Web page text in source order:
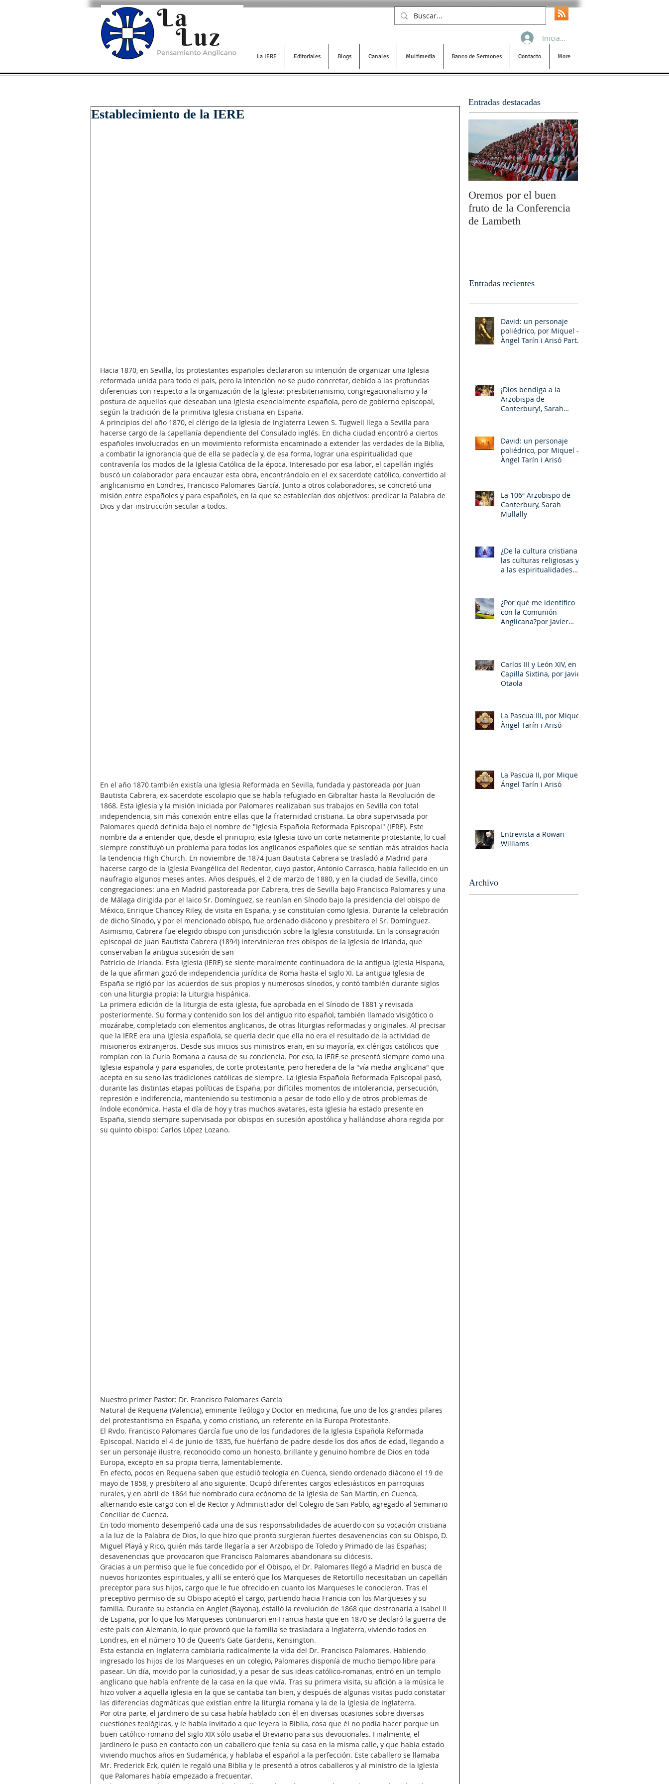
La IERE Editoriales Blogs Canales Multimedia Banco de Sermones Contacto More
Iniciar sesión
Establecimiento de la IERE
Hacia 1870, en Sevilla, los protestantes españoles declararon su intención de organizar una Iglesia
reformada unida para todo el país, pero la intención no se pudo concretar, debido a las profundas
diferencias con respecto a la organización de la Iglesia: presbiterianismo, congregacionalismo y la
postura de aquellos que deseaban una Iglesia esencialmente española, pero de gobierno episcopal,
según la tradición de la primitiva Iglesia cristiana en España.
A principios del año 1870, el clérigo de la Iglesia de Inglaterra Lewen S. Tugwell llega a Sevilla para
hacerse cargo de la capellanía dependiente del Consulado inglés. En dicha ciudad encontró a ciertos
españoles involucrados en un movimiento reformista encaminado a extender las verdades de la Biblia,
a combatir la ignorancia que de ella se padecía y, de esa forma, lograr una espiritualidad que
contravenía los modos de la Iglesia Católica de la época. Interesado por esa labor, el capellán inglés
buscó un colaborador para encauzar esta obra, encontrándolo en el ex sacerdote católico, convertido al
anglicanismo en Londres, Francisco Palomares García. Junto a otros colaboradores, se concretó una
misión entre españoles y para españoles, en la que se establecían dos objetivos: predicar la Palabra de
Dios y dar instrucción secular a todos.
En el año 1870 también existía una Iglesia Reformada en Sevilla, fundada y pastoreada por Juan
Bautista Cabrera, ex-sacerdote escolapio que se había refugiado en Gibraltar hasta la Revolución de
1868. Esta iglesia y la misión iniciada por Palomares realizaban sus trabajos en Sevilla con total
independencia, sin más conexión entre ellas que la fraternidad cristiana. La obra supervisada por
Palomares quedó definida bajo el nombre de "Iglesia Española Reformada Episcopal" (IERE). Este
nombre da a entender que, desde el principio, esta Iglesia tuvo un corte netamente protestante, lo cual
siempre constituyó un problema para todos los anglicanos españoles que se sentían más atraídos hacia
la tendencia High Church. En noviembre de 1874 Juan Bautista Cabrera se trasladó a Madrid para
hacerse cargo de la Iglesia Evangélica del Redentor, cuyo pastor, Antonio Carrasco, había fallecido en un
naufragio algunos meses antes. Años después, el 2 de marzo de 1880, y en la ciudad de Sevilla, cinco
congregaciones: una en Madrid pastoreada por Cabrera, tres de Sevilla bajo Francisco Palomares y una
de Málaga dirigida por el laico Sr. Domínguez, se reunían en Sínodo bajo la presidencia del obispo de
México, Enrique Chancey Riley, de visita en España, y se constituían como Iglesia. Durante la celebración
de dicho Sínodo, y por el mencionado obispo, fue ordenado diácono y presbítero el Sr. Domínguez.
Asimismo, Cabrera fue elegido obispo con jurisdicción sobre la Iglesia constituida. En la consagración
episcopal de Juan Bautista Cabrera (1894) intervinieron tres obispos de la Iglesia de Irlanda, que
conservaban la antigua sucesión de san
Patricio de Irlanda. Esta Iglesia (IERE) se siente moralmente continuadora de la antigua Iglesia Hispana,
de la que afirman gozó de independencia jurídica de Roma hasta el siglo XI. La antigua Iglesia de
España se rigió por los acuerdos de sus propios y numerosos sínodos, y contó también durante siglos
con una liturgia propia: la Liturgia hispánica.
La primera edición de la liturgia de esta iglesia, fue aprobada en el Sínodo de 1881 y revisada
posteriormente. Su forma y contenido son los del antiguo rito español, también llamado visigótico o
mozárabe, completado con elementos anglicanos, de otras liturgias reformadas y originales. Al precisar
que la IERE era una Iglesia española, se quería decir que ella no era el resultado de la actividad de
misioneros extranjeros. Desde sus inicios sus ministros eran, en su mayoría, ex-clérigos católicos que
rompían con la Curia Romana a causa de su conciencia. Por eso, la IERE se presentó siempre como una
Iglesia española y para españoles, de corte protestante, pero heredera de la "vía media anglicana" que
acepta en su seno las tradiciones católicas de siempre. La Iglesia Española Reformada Episcopal pasó,
durante las distintas etapas políticas de España, por difíciles momentos de intolerancia, persecución,
represión e indiferencia, manteniendo su testimonio a pesar de todo ello y de otros problemas de
índole económica. Hasta el día de hoy y tras muchos avatares, esta Iglesia ha estado presente en
España, siendo siempre supervisada por obispos en sucesión apostólica y hallándose ahora regida por
su quinto obispo: Carlos López Lozano.
Nuestro primer Pastor: Dr. Francisco Palomares García
Natural de Requena (Valencia), eminente Teólogo y Doctor en medicina, fue uno de los grandes pilares
del protestantismo en España, y como cristiano, un referente en la Europa Protestante.
El Rvdo. Francisco Palomares García fue uno de los fundadores de la Iglesia Española Reformada
Episcopal. Nacido el 4 de junio de 1835, fue huérfano de padre desde los dos años de edad, llegando a
ser un personaje ilustre, reconocido como un honesto, brillante y genuino hombre de Dios en toda
Europa, excepto en su propia tierra, lamentablemente.
En efecto, pocos en Requena saben que estudió teología en Cuenca, siendo ordenado diácono el 19 de
mayo de 1858, y presbítero al año siguiente. Ocupó diferentes cargos eclesiásticos en parroquias
rurales, y en abril de 1864 fue nombrado cura ecónomo de la Iglesia de San Martín, en Cuenca,
alternando este cargo con el de Rector y Administrador del Colegio de San Pablo, agregado al Seminario
Conciliar de Cuenca.
En todo momento desempeñó cada una de sus responsabilidades de acuerdo con su vocación cristiana
a la luz de la Palabra de Dios, lo que hizo que pronto surgieran fuertes desavenencias con su Obispo, D.
Miguel Playá y Rico, quién más tarde llegaría a ser Arzobispo de Toledo y Primado de las Españas;
desavenencias que provocaron que Francisco Palomares abandonara su diócesis.
Gracias a un permiso que le fue concedido por el Obispo, el Dr. Palomares llegó a Madrid en busca de
nuevos horizontes espirituales, y allí se enteró que los Marqueses de Retortillo necesitaban un capellán
preceptor para sus hijos, cargo que le fue ofrecido en cuanto los Marqueses le conocieron. Tras el
preceptivo permiso de su Obispo aceptó el cargo, partiendo hacia Francia con los Marqueses y su
familia. Durante su estancia en Anglet (Bayona), estalló la revolución de 1868 que destronaría a Isabel II
de España, por lo que los Marqueses continuaron en Francia hasta que en 1870 se declaró la guerra de
este país con Alemania, lo que provocó que la familia se trasladara a Inglaterra, viviendo todos en
Londres, en el número 10 de Queen's Gate Gardens, Kensington.
Esta estancia en Inglaterra cambiaría radicalmente la vida del Dr. Francisco Palomares. Habiendo
ingresado los hijos de los Marqueses en un colegio, Palomares disponía de mucho tiempo libre para
pasear. Un día, movido por la curiosidad, y a pesar de sus ideas católico-romanas, entró en un templo
anglicano que había enfrente de la casa en la que vivía. Tras su primera visita, su afición a la música le
hizo volver a aquella iglesia en la que se cantaba tan bien, y después de algunas visitas pudo constatar
las diferencias dogmáticas que existían entre la liturgia romana y la de la Iglesia de Inglaterra.
Por otra parte, el jardinero de su casa había hablado con él en diversas ocasiones sobre diversas
cuestiones teológicas, y le había invitado a que leyera la Biblia, cosa que él no podía hacer porque un
buen católico-romano del siglo XIX sólo usaba el Breviario para sus devocionales. Finalmente, el
jardinero le puso en contacto con un caballero que tenía su casa en la misma calle, y que había estado
viviendo muchos años en Sudamérica, y hablaba el español a la perfección. Este caballero se llamaba
Mr. Frederick Eck, quién le regaló una Biblia y le presentó a otros caballeros y al ministro de la Iglesia
que Palomares había empezado a frecuentar.
Entradas destacadas
Oremos por el buen
fruto de la Conferencia
de Lambeth
Entradas recientes
David: un personaje
poliédrico, por Miquel –
Àngel Tarín i Arisó Parte
¡Dios bendiga a la
Arzobispa de
Canterbury!, Sarah
David: un personaje
poliédrico, por Miquel –
Àngel Tarín i Arisó
La 106ª Arzobispo de
Canterbury, Sarah
Mullally
¿De la cultura cristiana a
las culturas religiosas y
a las espiritualidades
¿Por qué me identifico
con la Comunión
Anglicana?por Javier
Carlos III y León XIV, en la
Capilla Sixtina, por Javier
Otaola
La Pascua III, por Miquel-
Àngel Tarín i Arisó
La Pascua II, por Miquel-
Ángel Tarín i Arisó
Entrevista a Rowan
Williams
Archivo